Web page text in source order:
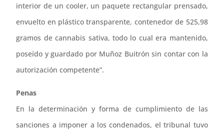
interior de un cooler, un paquete rectangular prensado,
envuelto en plástico transparente, contenedor de 525,98
gramos de cannabis sativa, todo lo cual era mantenido,
poseído y guardado por Muñoz Buitrón sin contar con la
autorización competente”.
Penas
En la determinación y forma de cumplimiento de las
sanciones a imponer a los condenados, el tribunal tuvo